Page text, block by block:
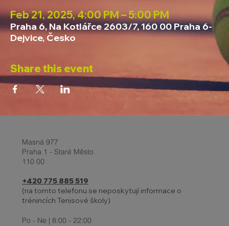
Feb 21, 2025, 4:00 PM – 5:00 PM
Praha 6, Na Kotlářce 2603/7, 160 00 Praha 6-
Dejvice, Česko
Share this event
Masná 977
Praha 1 - Staré Město
110 00
+420 775 885 519
(na tomto telefonu se neposkytují informace o
trénincích Tenisové školy)
Po - Ne | 8:00 - 22:00